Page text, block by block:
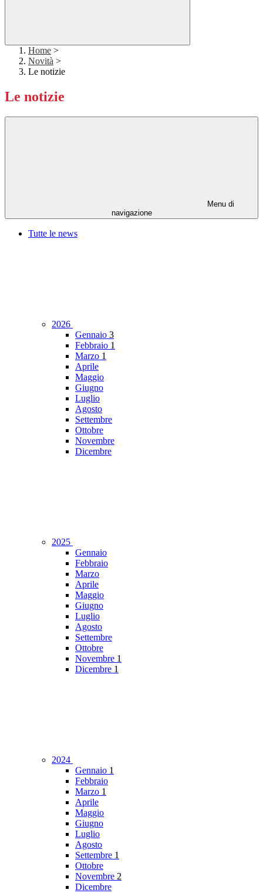
Home >
Novità >
Le notizie
Le notizie
Menu di
navigazione
Tutte le news
2026
Gennaio 3
Febbraio 1
Marzo 1
Aprile
Maggio
Giugno
Luglio
Agosto
Settembre
Ottobre
Novembre
Dicembre
2025
Gennaio
Febbraio
Marzo
Aprile
Maggio
Giugno
Luglio
Agosto
Settembre
Ottobre
Novembre 1
Dicembre 1
2024
Gennaio 1
Febbraio
Marzo 1
Aprile
Maggio
Giugno
Luglio
Agosto
Settembre 1
Ottobre
Novembre 2
Dicembre